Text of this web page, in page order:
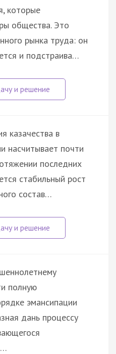
которые
общества. Это
рынка труда: он
и подстраива…
казачества в
насчитывает почти
последних
стабильный рост
состав…
полную
эмансипации
дань процессу